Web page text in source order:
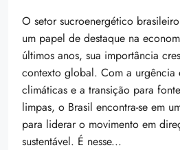
O setor sucroenergético
um papel de destaque na
últimos anos, sua importância
contexto global. Com a urgência
climáticas e a transição para
limpas, o Brasil encontra-se em
para liderar o movimento em
sustentável. É nesse...